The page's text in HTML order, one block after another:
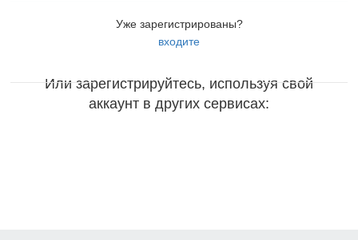
Уже зарегистрированы?
входите
Или зарегистрируйтесь, используя свой
аккаунт в других сервисах: